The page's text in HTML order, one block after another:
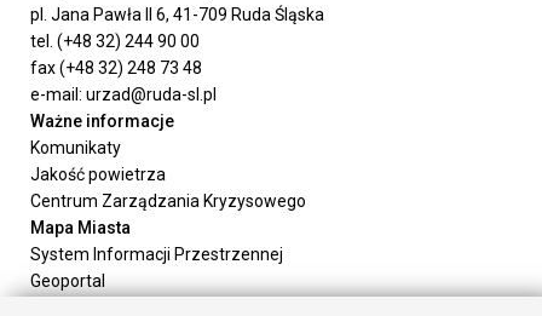
pl. Jana Pawła II 6, 41-709 Ruda Śląska
tel. (+48 32) 244 90 00
fax (+48 32) 248 73 48
e-mail: urzad@ruda-sl.pl
Ważne informacje
Komunikaty
Jakość powietrza
Centrum Zarządzania Kryzysowego
Mapa Miasta
System Informacji Przestrzennej
Geoportal